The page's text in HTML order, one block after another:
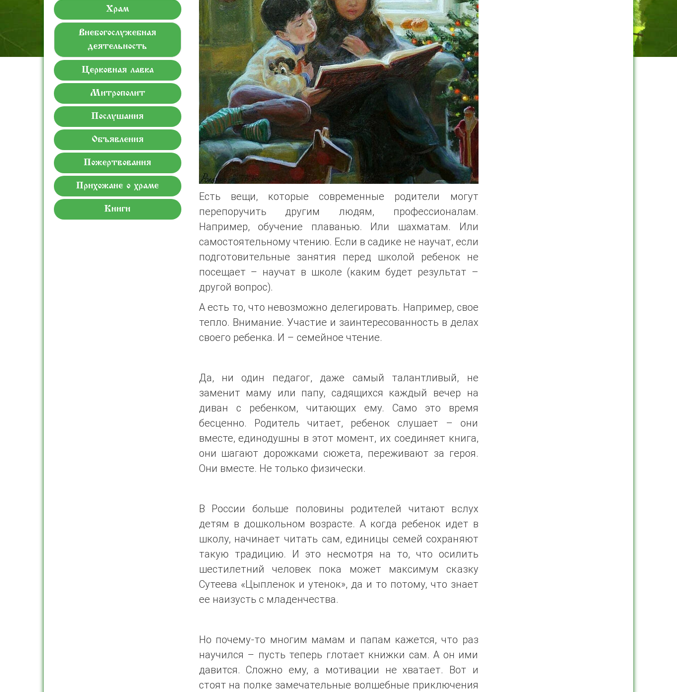
Храм
Внебогослужебная
деятельность
Церковная лавка
Митрополит
Послушания
Объявления
Пожертвования
Прихожане о храме
Книги
Есть вещи, которые современные родители могут
перепоручить другим людям, профессионалам.
Например, обучение плаванью. Или шахматам. Или
самостоятельному чтению. Если в садике не научат, если
подготовительные занятия перед школой ребенок не
посещает – научат в школе (каким будет результат –
другой вопрос).
А есть то, что невозможно делегировать. Например, свое
тепло. Внимание. Участие и заинтересованность в делах
своего ребенка. И – семейное чтение.
Да, ни один педагог, даже самый талантливый, не
заменит маму или папу, садящихся каждый вечер на
диван с ребенком, читающих ему. Само это время
бесценно. Родитель читает, ребенок слушает – они
вместе, единодушны в этот момент, их соединяет книга,
они шагают дорожками сюжета, переживают за героя.
Они вместе. Не только физически.
В России больше половины родителей читают вслух
детям в дошкольном возрасте. А когда ребенок идет в
школу, начинает читать сам, единицы семей сохраняют
такую традицию. И это несмотря на то, что осилить
шестилетний человек пока может максимум сказку
Сутеева «Цыпленок и утенок», да и то потому, что знает
ее наизусть с младенчества.
Но почему-то многим мамам и папам кажется, что раз
научился – пусть теперь глотает книжки сам. А он ими
давится. Сложно ему, а мотивации не хватает. Вот и
стоят на полке замечательные волшебные приключения